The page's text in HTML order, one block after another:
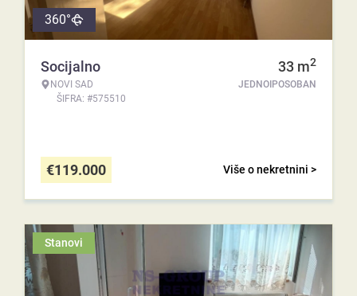
360°
Socijalno
NOVI SAD
ŠIFRA: #575510
33 m2
JEDNOIPOSOBAN
Više o nekretnini >
€119.000
Stanovi